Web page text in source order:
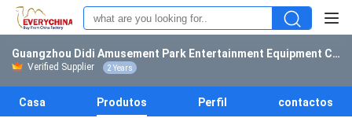
Guangzhou Didi Amusement Park Entertainment Equipment Co., Ltd.
Verified Supplier 2 Years
Casa Produtos Perfil contactos